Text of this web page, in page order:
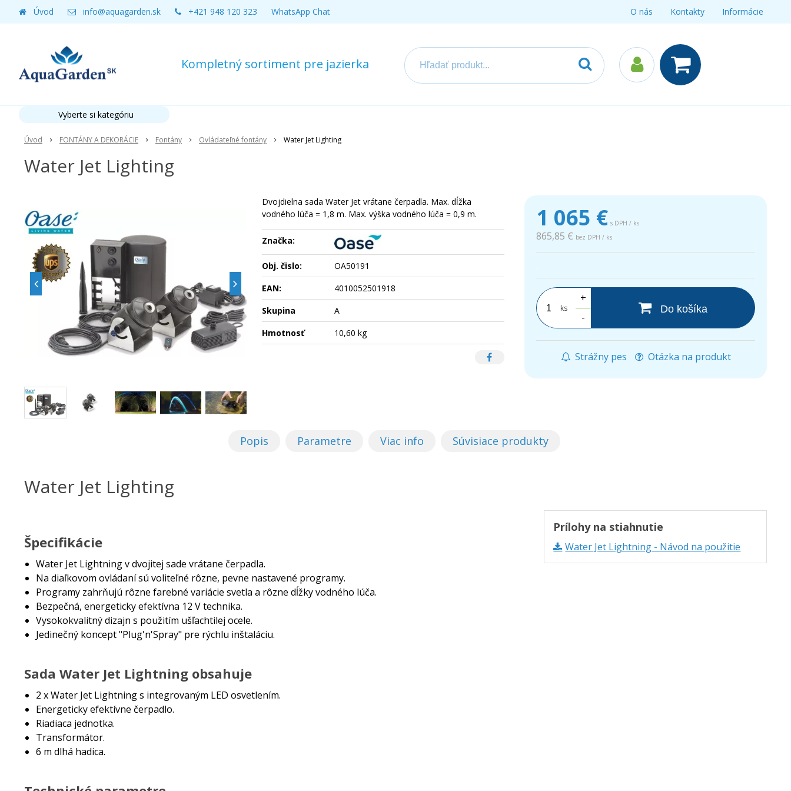
Kompletný sortiment pre jazierka
Úvod info@aquagarden.sk +421 948 120 323 WhatsApp Chat O nás Kontakty Informácie
Úvod FONTÁNY A DEKORÁCIE Fontány Ovládateľné fontány Water Jet Lighting
Water Jet Lighting
1 065 € s DPH / ks
865,85 € bez DPH / ks
ks
+
-
Do košíka
Strážny pes Otázka na produkt
Dvojdielna sada Water Jet vrátane čerpadla. Max. dĺžka
vodného lúča = 1,8 m. Max. výška vodného lúča = 0,9 m.
Značka:
Obj. čislo:
OA50191
EAN:
4010052501918
Skupina
A
Hmotnosť
10,60 kg
Popis Parametre Viac info Súvisiace produkty
Water Jet Lighting
Prílohy na stiahnutie
Water Jet Lightning - Návod na použitie
Špecifikácie
Water Jet Lightning v dvojitej sade vrátane čerpadla.
Na diaľkovom ovládaní sú voliteľné rôzne, pevne nastavené programy.
Programy zahrňujú rôzne farebné variácie svetla a rôzne dĺžky vodného lúča.
Bezpečná, energeticky efektívna 12 V technika.
Vysokokvalitný dizajn s použitím ušľachtilej ocele.
Jedinečný koncept "Plug'n'Spray" pre rýchlu inštaláciu.
Sada Water Jet Lightning obsahuje
2 x Water Jet Lightning s integrovaným LED osvetlením.
Energeticky efektívne čerpadlo.
Riadiaca jednotka.
Transformátor.
6 m dlhá hadica.
Vyberte si kategóriu